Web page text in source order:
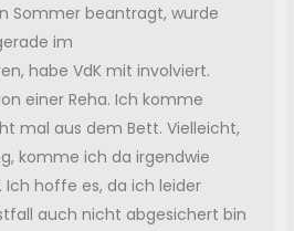
Sommer beantragt, wurde
im
habe VdK mit involviert.
einer Reha. Ich komme
mal aus dem Bett. Vielleicht,
komme ich da irgendwie
Ich hoffe es, da ich leider
auch nicht abgesichert bin